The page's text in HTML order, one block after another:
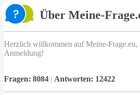
Über Meine-
Herzlich willkommen auf Meine-Frage.eu,
Anmeldung!
Fragen: 8084 | Antworten: 12422